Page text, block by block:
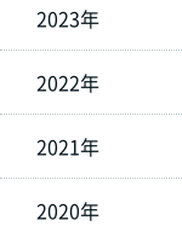
2023年
2022年
2021年
2020年